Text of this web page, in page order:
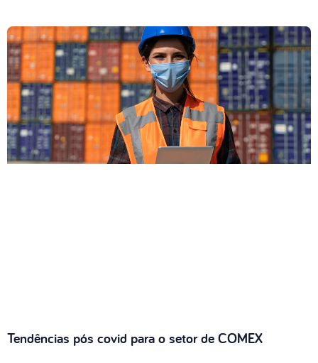
Tendências pós covid para o setor de COMEX